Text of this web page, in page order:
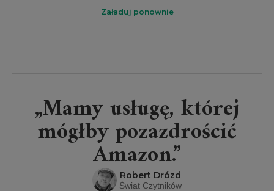
Załaduj ponownie
„Mamy usługę, której
mógłby pozazdrościć
Amazon.”
Robert Drózd
Świat Czytników